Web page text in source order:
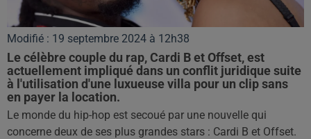
Modifié : 19 septembre 2024 à 12h38
Le célèbre couple du rap, Cardi B et Offset, est
actuellement impliqué dans un conflit juridique suite
à l'utilisation d'une luxueuse villa pour un clip sans
en payer la location.
Le monde du hip-hop est secoué par une nouvelle qui
concerne deux de ses plus grandes stars : Cardi B et Offset.